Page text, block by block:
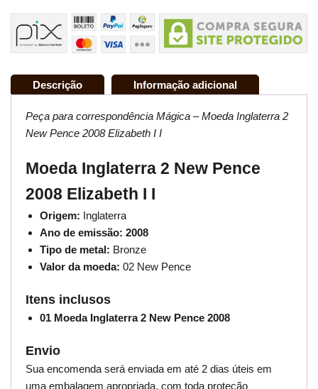
Descrição Informação adicional
Peça para correspondência Mágica – Moeda Inglaterra 2
New Pence 2008 Elizabeth I I
Moeda Inglaterra 2 New Pence
2008 Elizabeth I I
Origem: Inglaterra
Ano de emissão: 2008
Tipo de metal: Bronze
Valor da moeda: 02 New Pence
Itens inclusos
01 Moeda Inglaterra 2 New Pence 2008
Envio
Sua encomenda será enviada em até 2 dias úteis em
uma embalagem apropriada, com toda proteção